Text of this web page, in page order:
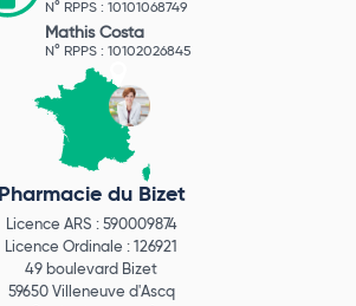
N° RPPS : 10101068749
Mathis Costa
N° RPPS : 10102026845
Pharmacie du Bizet
Licence ARS : 590009874
Licence Ordinale : 126921
49 boulevard Bizet
59650 Villeneuve d'Ascq